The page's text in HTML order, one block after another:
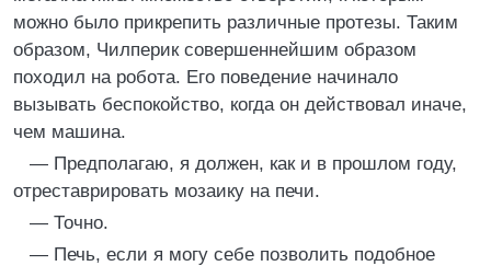
можно было прикрепить различные протезы. Таким
образом, Чилперик совершеннейшим образом
походил на робота. Его поведение начинало
вызывать беспокойство, когда он действовал иначе,
чем машина.
— Предполагаю, я должен, как и в прошлом году,
отреставрировать мозаику на печи.
— Точно.
— Печь, если я могу себе позволить подобное